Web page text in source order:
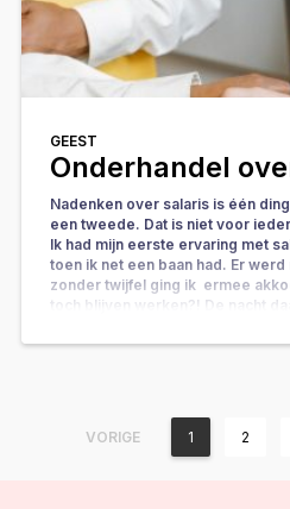
GEEST
Onderhandel
Nadenken over salaris is één
een tweede. Dat is niet voor
Ik had mijn eerste ervaring met
toen ik net een baan had. Er
zonder twijfel ging ik ermee
toch blijven werken?! De nacht
VORIGE 1 2